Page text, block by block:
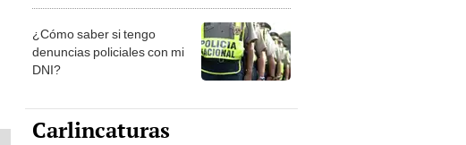
la ONPE
¿Cómo saber si tengo
denuncias policiales con mi
DNI?
Carlincaturas